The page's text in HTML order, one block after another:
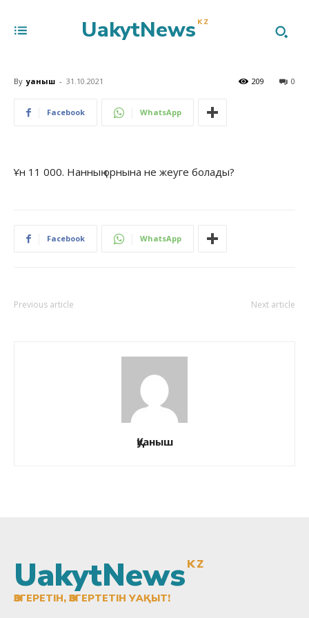
UakytNews KZ
By Қуаныш - 31.10.2021 0
209
Facebook WhatsApp
Ұн 11 000. Нанның орнына не жеуге болады?
Facebook WhatsApp
Previous article Next article
Қуаныш
UakytNewsKZ
ӨЗГЕРЕТІН, ӨЗГЕРТЕТІН УАҚЫТ!